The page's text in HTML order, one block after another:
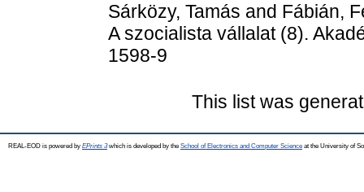
Sárközy, Tamás and Fábián,
A szocialista vállalat (8).
1598-9
This list was
REAL-EOD is powered by EPrints 3which is developed by the School of Electronics and Computer Science at the University of